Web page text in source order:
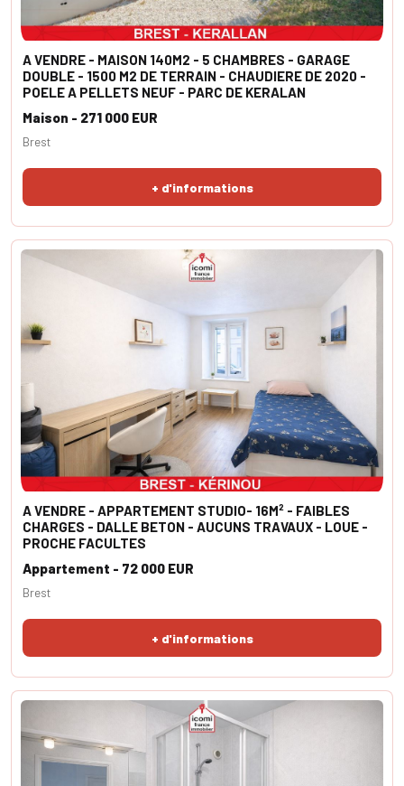
A VENDRE - MAISON 140M2 - 5 CHAMBRES - GARAGE
DOUBLE - 1500 M2 DE TERRAIN - CHAUDIERE DE 2020 -
POELE A PELLETS NEUF - PARC DE KERALAN
Maison - 271 000 EUR
+ d'informations
Brest
A VENDRE - APPARTEMENT STUDIO- 16M² - FAIBLES
CHARGES - DALLE BETON - AUCUNS TRAVAUX - LOUE -
PROCHE FACULTES
Appartement - 72 000 EUR
+ d'informations
Brest